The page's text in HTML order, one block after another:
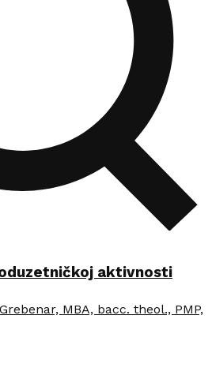
aktivnosti
MBA, bacc. theol., PMP,